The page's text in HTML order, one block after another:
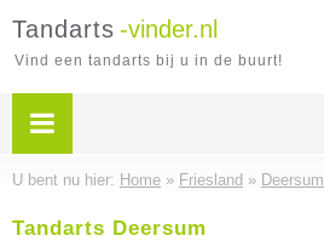
Tandarts -vinder.nl
Vind een tandarts bij u in de buurt!
U bent nu hier: Home » Friesland » Deersum
Tandarts Deersum